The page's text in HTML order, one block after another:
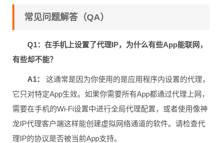
常见问题解答（QA）
Q1：在手机上设置了代理IP，为什么有些App能联网，
有些却不能？
A1：
这通常是因为你使用的是应用程序内设置的代理，
它只对特定App生效。如果你需要所有App都通过代理上网，
需要在手机的Wi-Fi设置中进行全局代理配置，或者使用像神
龙IP代理客户端这样能创建虚拟网络通道的软件。请检查代
理IP的协议是否被当前App支持。